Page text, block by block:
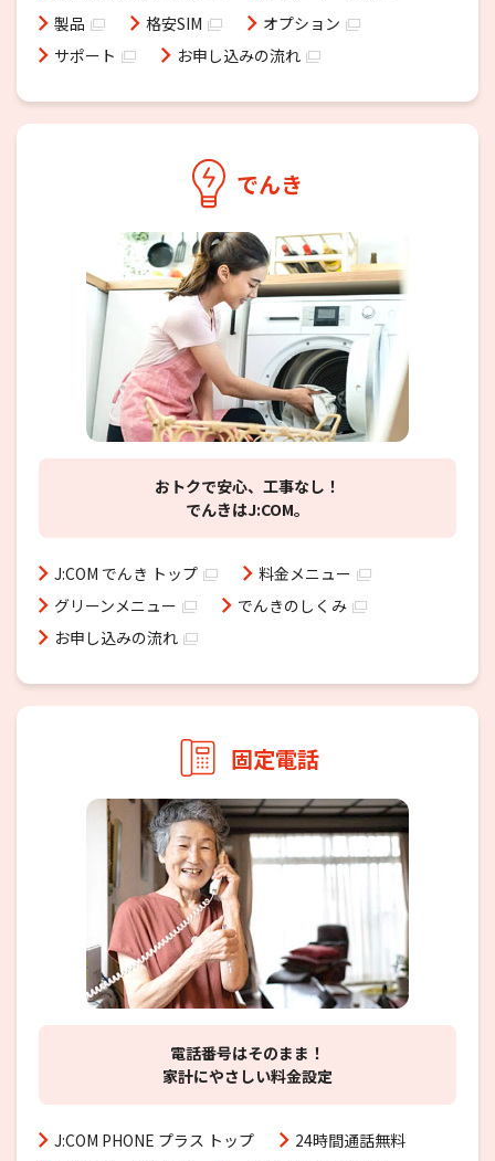
製品
格安SIM
オプション
サポート
お申し込みの流れ
でんき
おトクで安心、工事なし！
でんきはJ:COM。
J:COM でんき トップ
料金メニュー
グリーンメニュー
でんきのしくみ
お申し込みの流れ
固定電話
電話番号はそのまま！
家計にやさしい料金設定
J:COM PHONE プラス トップ
24時間通話無料